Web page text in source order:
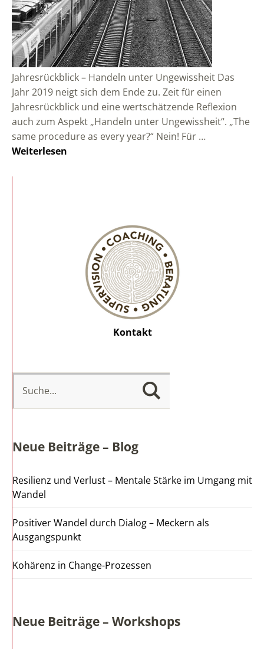
Jahresrückblick – Handeln unter Ungewissheit Das
Jahr 2019 neigt sich dem Ende zu. Zeit für einen
Jahresrückblick und eine wertschätzende Reflexion
auch zum Aspekt „Handeln unter Ungewissheit“. „The
same procedure as every year?“ Nein! Für …
Weiterlesen
Kontakt
Neue Beiträge – Blog
Resilienz und Verlust – Mentale Stärke im Umgang mit
Wandel
Positiver Wandel durch Dialog – Meckern als
Ausgangspunkt
Kohärenz in Change-Prozessen
Neue Beiträge – Workshops